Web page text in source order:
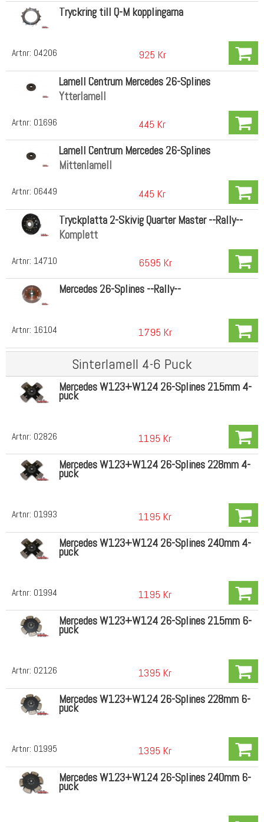
Artnr: 04206
Tryckring till Q-M kopplingarna
925 Kr
Artnr: 01696
Lamell Centrum Mercedes 26-Splines
Ytterlamell
445 Kr
Artnr: 06449
Lamell Centrum Mercedes 26-Splines
Mittenlamell
445 Kr
Artnr: 14710
Tryckplatta 2-Skivig Quarter Master --Rally--
Komplett
6595 Kr
Artnr: 16104
Mercedes 26-Splines --Rally--
1795 Kr
Sinterlamell 4-6 Puck
Artnr: 02826
Mercedes W123+W124 26-Splines 215mm 4-
puck
1195 Kr
Artnr: 01993
Mercedes W123+W124 26-Splines 228mm 4-
puck
1195 Kr
Artnr: 01994
Mercedes W123+W124 26-Splines 240mm 4-
puck
1195 Kr
Artnr: 02126
Mercedes W123+W124 26-Splines 215mm 6-
puck
1395 Kr
Artnr: 01995
Mercedes W123+W124 26-Splines 228mm 6-
puck
1395 Kr
Mercedes W123+W124 26-Splines 240mm 6-
puck